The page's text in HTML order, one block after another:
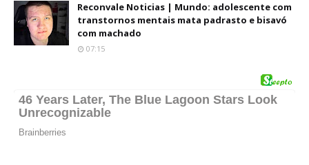
Reconvale Noticias | Mundo: adolescente com
transtornos mentais mata padrasto e bisavó
com machado
07:15